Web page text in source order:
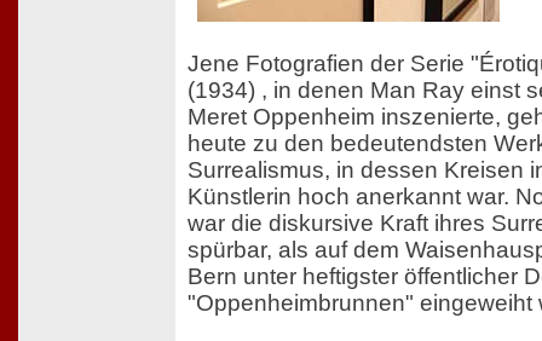
Jene Fotografien der Serie
(1934) , in denen Man Ray einst
Meret Oppenheim inszenierte,
heute zu den bedeutendsten
Surrealismus, in dessen Kreisen
Künstlerin hoch anerkannt war.
war die diskursive Kraft ihres
spürbar, als auf dem
Bern unter heftigster öffentlicher
"Oppenheimbrunnen" eingeweiht